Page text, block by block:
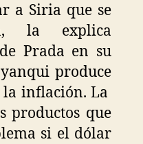
a Siria que se
la explica
Prada en su
produce
inflación. La
productos que
si el dólar